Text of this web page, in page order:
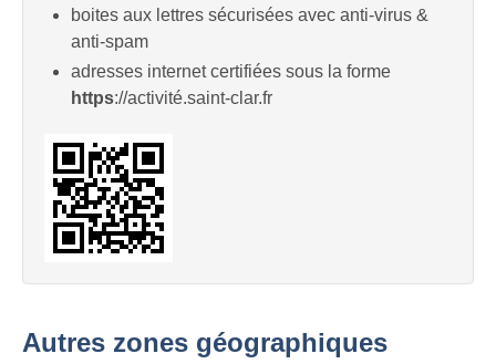
boites aux lettres sécurisées avec anti-virus &
anti-spam
adresses internet certifiées sous la forme
https://activité.saint-clar.fr
Autres zones géographiques